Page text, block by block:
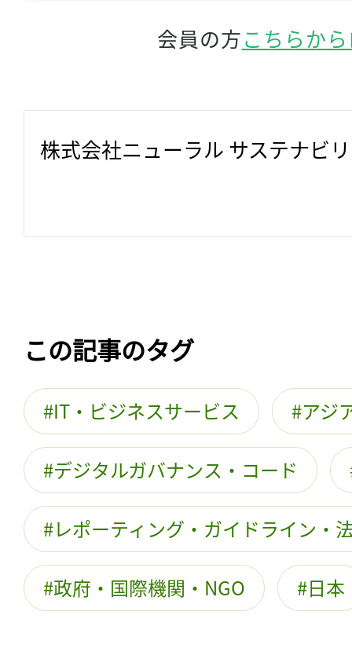
会員の方こちらか
株式会社ニューラル サステナビ
この記事のタグ
IT・ビジネスサービス アジ
デジタルガバナンス・コード
レポーティング・ガイドライン・
政府・国際機関・NGO 日本